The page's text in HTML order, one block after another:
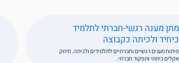
מתן מענה רגשי-חברתי לתלמיד
כיחיד ולכיתה כקבוצה
פיתוח מענים רגשיים וחברתיים לתלמידים ולכיתה. חיזוק
אקלים כיתתי ותפקוד חברתי.